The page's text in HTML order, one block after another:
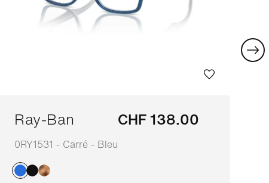
Ray-Ban
0RY1531 - Carré - Bleu
CHF 138.00